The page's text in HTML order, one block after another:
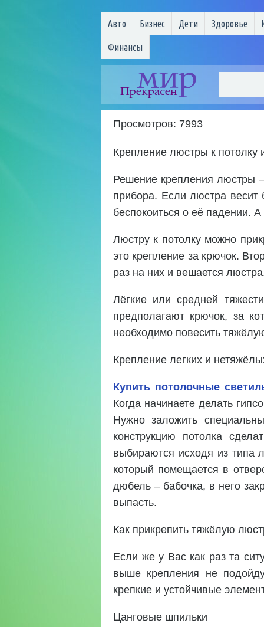
Авто Бизнес Дети Здоровье
Финансы
Просмотров: 7993
Крепление люстры к потолку
Решение крепления люстры
прибора. Если люстра
беспокоиться о её падении. А
Люстру к потолку можно
это крепление за крючок.
раз на них и вешается
Лёгкие или средней
предполагают крючок, за
необходимо повесить
Крепление легких и
Купить потолочные
Когда начинаете делать
Нужно заложить
конструкцию потолка
выбираются исходя из типа
который помещается в
дюбель – бабочка, в него
выпасть.
Как прикрепить тяжёлую
Если же у Вас как раз та
выше крепления не
крепкие и устойчивые
Цанговые шпильки